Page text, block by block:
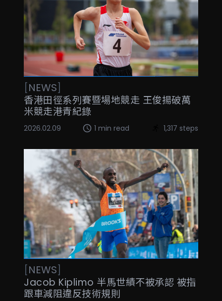
[NEWS]
香港田徑系列賽暨場地競走 王俊揚破萬
米競走港青紀錄
2026.02.09 1 min read 1,317 steps
[NEWS]
Jacob Kiplimo 半馬世績不被承認 被指
跟車減阻違反技術規則